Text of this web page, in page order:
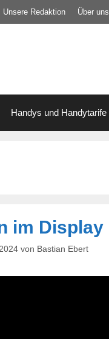
Unsere Redaktion Über uns
Handys und Handytarife
im Display
von Bastian Ebert